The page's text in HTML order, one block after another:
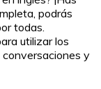
podrás
todas.
utilizar los
y